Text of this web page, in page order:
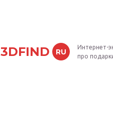
3DFIND RU
Интернет-
про